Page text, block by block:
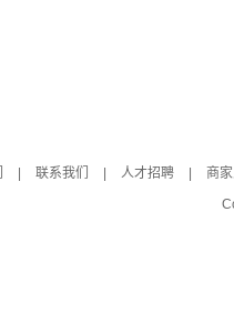
联系我们 人才招聘 商